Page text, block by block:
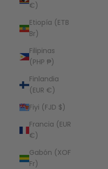
€)
Etiopía (ETB
Br)
Filipinas
(PHP ₱)
Finlandia
(EUR €)
Fiyi (FJD $)
Francia (EUR
€)
Gabón (XOF
Fr)